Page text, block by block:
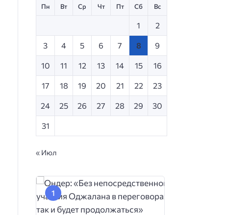
Пн Вт Ср Чт Пт Сб Вс
1 2
3 4 5 6 7 8 9
10 11 12 13 14 15 16
17 18 19 20 21 22 23
24 25 26 27 28 29 30
31
« Июл